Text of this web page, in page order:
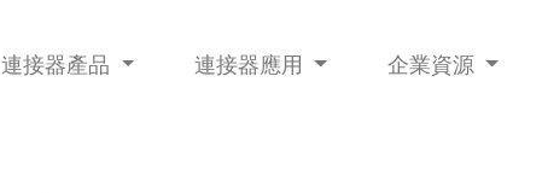
連接器產品 連接器應用 企業資源